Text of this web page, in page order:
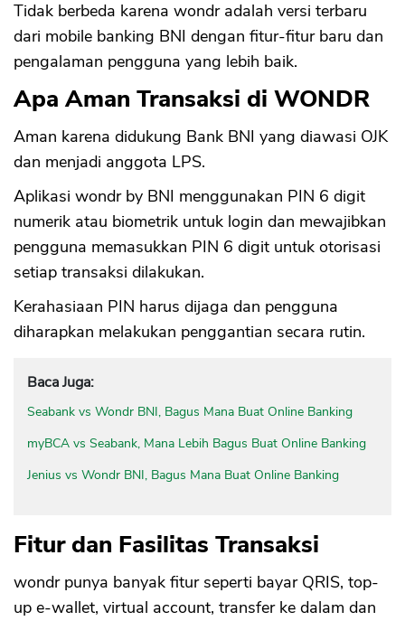
Tidak berbeda karena wondr adalah versi terbaru
dari mobile banking BNI dengan fitur-fitur baru dan
pengalaman pengguna yang lebih baik.
Apa Aman Transaksi di WONDR
Aman karena didukung Bank BNI yang diawasi OJK
dan menjadi anggota LPS.
Aplikasi wondr by BNI menggunakan PIN 6 digit
numerik atau biometrik untuk login dan mewajibkan
pengguna memasukkan PIN 6 digit untuk otorisasi
setiap transaksi dilakukan.
Kerahasiaan PIN harus dijaga dan pengguna
diharapkan melakukan penggantian secara rutin.
Baca Juga:
Seabank vs Wondr BNI, Bagus Mana Buat Online Banking
myBCA vs Seabank, Mana Lebih Bagus Buat Online Banking
Jenius vs Wondr BNI, Bagus Mana Buat Online Banking
Fitur dan Fasilitas Transaksi
wondr punya banyak fitur seperti bayar QRIS, top-
up e-wallet, virtual account, transfer ke dalam dan